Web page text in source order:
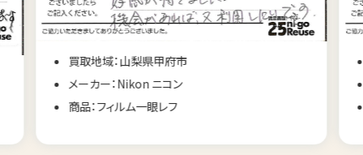
買取地域：山梨県甲府市
メーカー：Nikon ニコン
商品：フィルム一眼レフ